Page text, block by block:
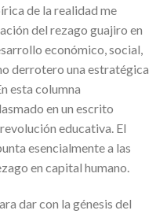
de la realidad me
del rezago guajiro en
económico, social,
derrotero una estratégica
esta columna
en un escrito
educativa. El
esencialmente a las
en capital humano.
dar con la génesis del